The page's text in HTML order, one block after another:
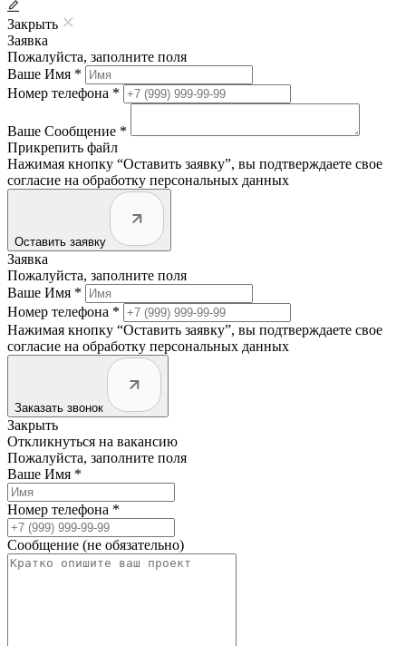
Закрыть
Заявка
Пожалуйста, заполните поля
Ваше Имя *
Номер телефона *
Ваше Сообщение *
Прикрепить файл
Нажимая кнопку “Оставить заявку”, вы подтверждаете свое
согласие на обработку персональных данных
Оставить заявку
Заявка
Пожалуйста, заполните поля
Ваше Имя *
Номер телефона *
Нажимая кнопку “Оставить заявку”, вы подтверждаете свое
согласие на обработку персональных данных
Заказать звонок
Закрыть
Откликнуться на вакансию
Пожалуйста, заполните поля
Ваше Имя *
Номер телефона *
Сообщение (не обязательно)